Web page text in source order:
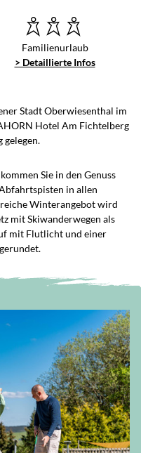
Familienurlaub
> Detaillierte Infos
Stadt Oberwiesenthal im
Hotel Am Fichtelberg
gelegen.
Sie in den Genuss
in allen
Winterangebot wird
mit Skiwanderwegen als
mit Flutlicht und einer